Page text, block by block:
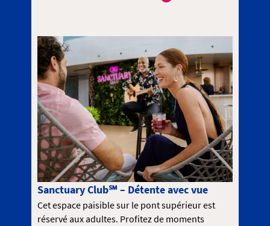
Sanctuary Club℠ – Détente avec vue
Cet espace paisible sur le pont supérieur est
réservé aux adultes. Profitez de moments